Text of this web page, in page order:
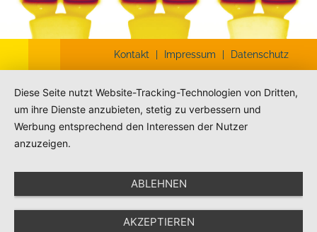
Kontakt Impressum Datenschutz
Diese Seite nutzt Website-Tracking-Technologien von Dritten,
um ihre Dienste anzubieten, stetig zu verbessern und
Werbung entsprechend den Interessen der Nutzer
anzuzeigen.
ABLEHNEN
AKZEPTIEREN